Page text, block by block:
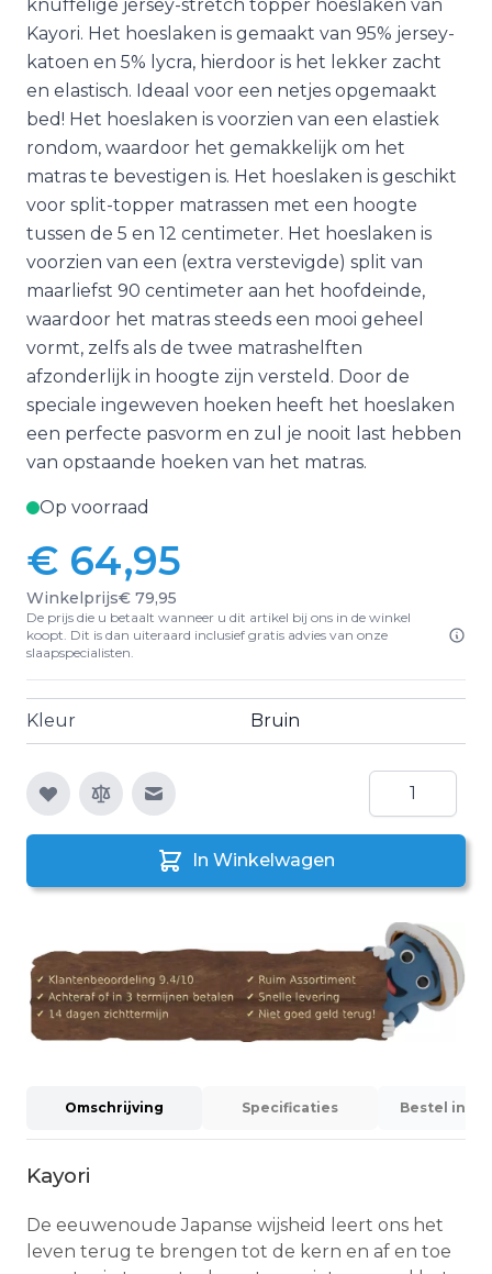
knuffelige jersey-stretch topper hoeslaken van
Kayori. Het hoeslaken is gemaakt van 95% jersey-
katoen en 5% lycra, hierdoor is het lekker zacht
en elastisch. Ideaal voor een netjes opgemaakt
bed! Het hoeslaken is voorzien van een elastiek
rondom, waardoor het gemakkelijk om het
matras te bevestigen is. Het hoeslaken is geschikt
voor split-topper matrassen met een hoogte
tussen de 5 en 12 centimeter. Het hoeslaken is
voorzien van een (extra verstevigde) split van
maarliefst 90 centimeter aan het hoofdeinde,
waardoor het matras steeds een mooi geheel
vormt, zelfs als de twee matrashelften
afzonderlijk in hoogte zijn versteld. Door de
speciale ingeweven hoeken heeft het hoeslaken
een perfecte pasvorm en zul je nooit last hebben
van opstaande hoeken van het matras.
Op voorraad
€ 64,95
Winkelprijs€ 79,95
De prijs die u betaalt wanneer u dit artikel bij ons in de winkel
koopt. Dit is dan uiteraard inclusief gratis advies van onze
slaapspecialisten.
Kleur Bruin
E-mail naar een vriend
Aantal
In Winkelwagen
Omschrijving Specificaties Bestel
Kayori
De eeuwenoude Japanse wijsheid leert ons het
leven terug te brengen tot de kern en af en toe